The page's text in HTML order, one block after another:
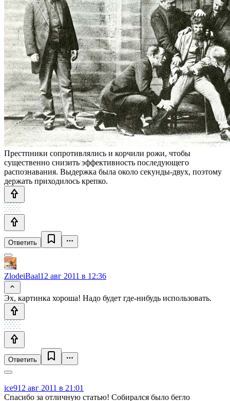
Престпники сопротивлялись и корчили рожи, чтобы
существенно снизить эффективность последующего
распознавания. Выдержка была около секунды-двух, поэтому
держать приходилось крепко.
Ответить
ZlodeiBaal12 авг 2011 в 12:36
Эх, картинка хороша! Надо будет где-нибудь использовать.
Ответить
ice912 авг 2011 в 21:01
Спасибо за отличную статью! Собирался было бегло